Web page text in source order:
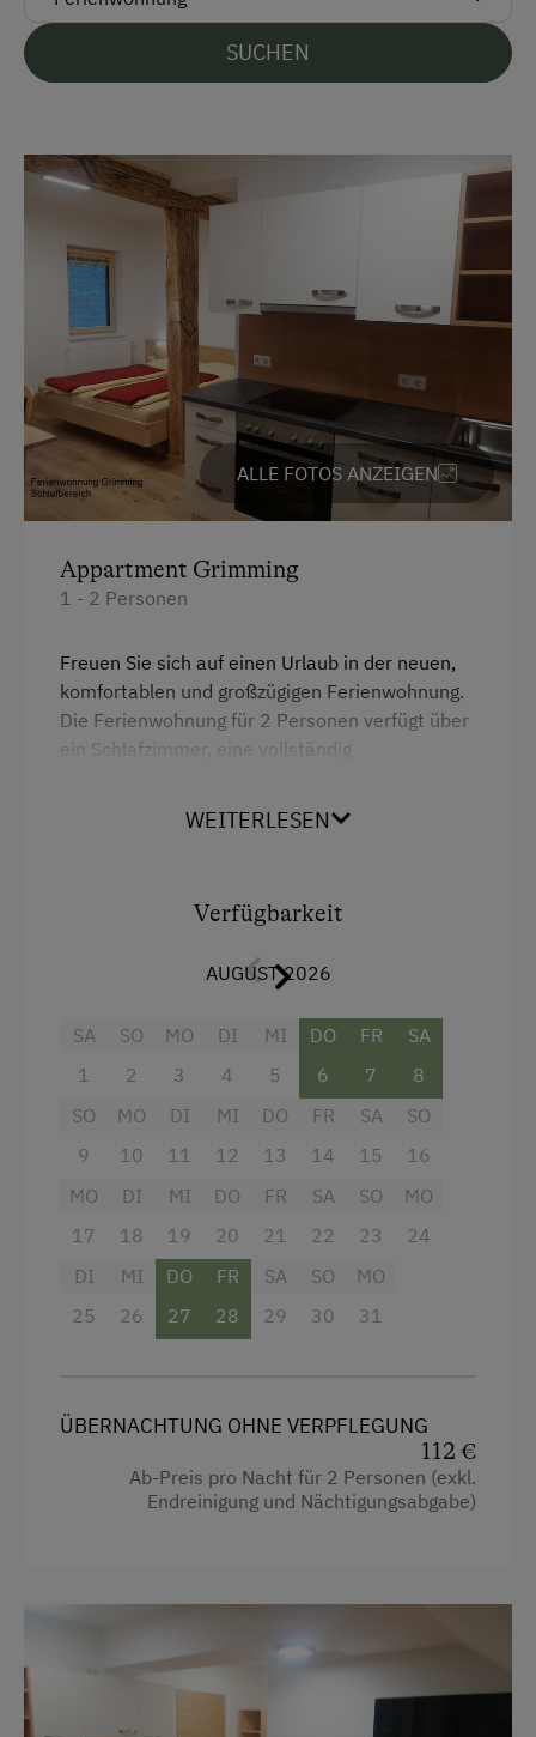
Wir bitten um Verständnis, dass Haustiere weder
Visa
Überweisung / SEPA
Deutsch
Parken
E-Auto Ladestation
Kostenlose Parkplätze
Motorradunterstellraum
Radunterstellmöglichkeit
Ferienhaus am Bergbauernhof
Hütte ist wintertauglich
Am Betrieb
Garten/Wiese
Hofeigene Produkte
Kinder-Ausstattung
Kinder sind willkommen
Kinderspielplatz
Spielzeug
Ausstattung der Wohneinheit
Geschirr vorhanden
Geschirrspüler
Gästeküche
Terrasse
Übernachtung mit Frühstück
SUCHEN
ALLE FOTOS ANZEIGEN
Appartment Grimming
1 - 2 Personen
Freuen Sie sich auf einen Urlaub in der neuen,
komfortablen und großzügigen Ferienwohnung.
Die Ferienwohnung für 2 Personen verfügt über
ein Schlafzimmer, eine vollständig
Bettwäsche mitbringen).
Doppelbett (Kingsize)
WEITERLESEN
Verfügbarkeit
AUGUST 2026
SA
1
SO
2
MO
3
DI
4
MI
5
DO
6
FR
7
SA
8
SO
9
MO
10
DI
11
MI
12
DO
13
FR
14
SA
15
SO
16
MO
17
DI
18
MI
19
DO
20
FR
21
SA
22
SO
23
MO
24
DI
25
MI
26
DO
27
FR
28
SA
29
SO
30
MO
31
ÜBERNACHTUNG OHNE VERPFLEGUNG
112 €
Ab-Preis pro Nacht für 2 Personen (exkl.
Endreinigung und Nächtigungsabgabe)